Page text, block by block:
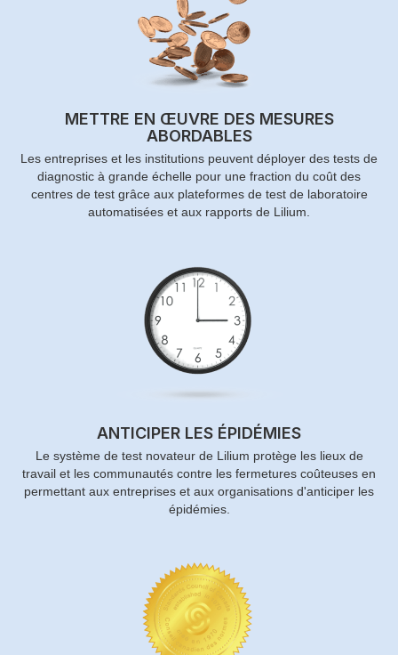
METTRE EN ŒUVRE DES MESURES
ABORDABLES
Les entreprises et les institutions peuvent déployer des tests de
diagnostic à grande échelle pour une fraction du coût des
centres de test grâce aux plateformes de test de laboratoire
automatisées et aux rapports de Lilium.
ANTICIPER LES ÉPIDÉMIES
Le système de test novateur de Lilium protège les lieux de
travail et les communautés contre les fermetures coûteuses en
permettant aux entreprises et aux organisations d'anticiper les
épidémies.